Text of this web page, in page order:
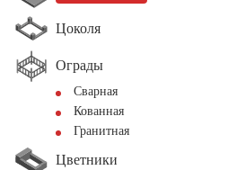
Цоколя
Ограды
Сварная
Кованная
Гранитная
Цветники